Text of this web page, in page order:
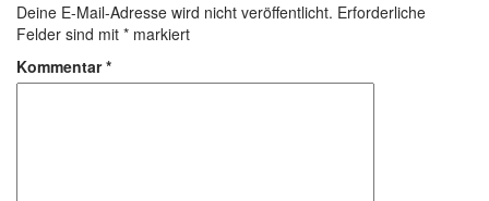
Deine E-Mail-Adresse wird nicht veröffentlicht. Erforderliche
Felder sind mit * markiert
Kommentar*